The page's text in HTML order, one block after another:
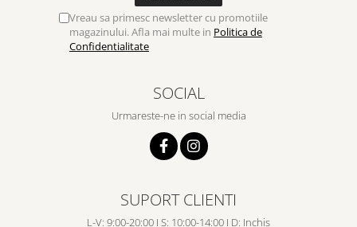
Vreau sa primesc newsletter cu promotiile
magazinului. Afla mai multe in Politica de
Confidentialitate
SOCIAL
Urmareste-ne in social media
SUPORT CLIENTI
L-V: 9:00-20:00 I S: 10:00-14:00 I D: Inchis